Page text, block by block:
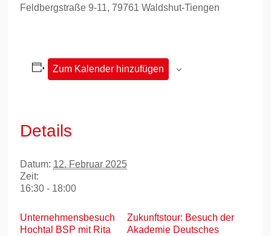
Feldbergstraße 9-11, 79761 Waldshut-Tiengen
Zum Kalender hinzufügen
Details
Datum: 12. Februar 2025
Zeit:
16:30 - 18:00
Unternehmensbesuch
Hochtal BSP mit Rita
Zukunftstour: Besuch der
Akademie Deutsches